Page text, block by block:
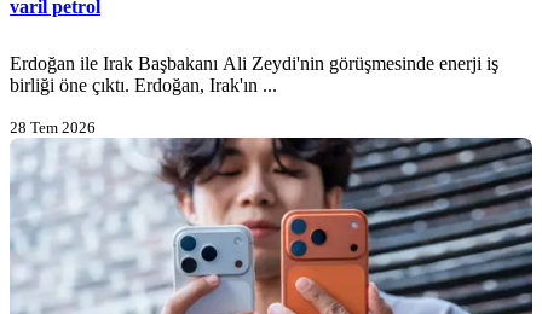
varil petrol
Erdoğan ile Irak Başbakanı Ali Zeydi'nin görüşmesinde enerji iş
birliği öne çıktı. Erdoğan, Irak'ın ...
28 Tem 2026